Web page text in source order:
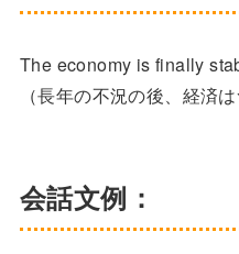
The economy is finally
（長年の不況の後、経済
会話文例：